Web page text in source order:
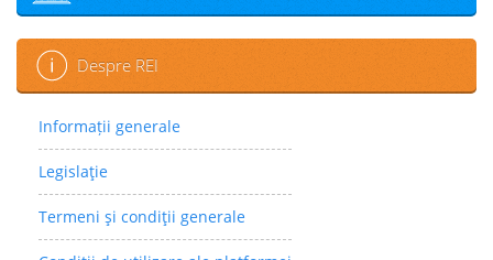
Despre REI
Informații generale
Legislaţie
Termeni şi condiţii generale